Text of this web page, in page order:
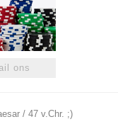
ons
/ 47 v.Chr. ;)